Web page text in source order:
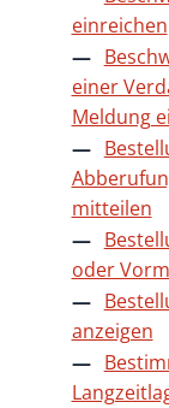
einreichen
einer
Meldung
mitteilen
oder
anzeigen